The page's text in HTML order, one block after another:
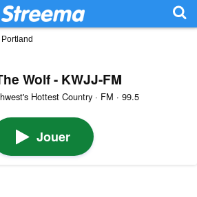
Portland
Wolf - KWJJ-FM
Hottest Country · FM · 99.5
Jouer